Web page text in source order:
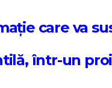
care va
într-un